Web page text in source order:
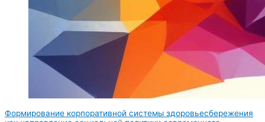
Формирование корпоративной системы здоровьесбережения